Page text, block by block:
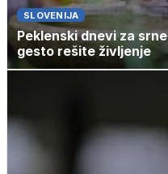
SLOVENIJA
Peklenski dnevi za
gesto rešite življenje